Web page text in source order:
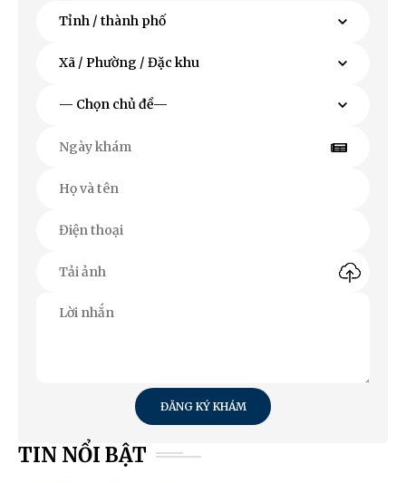
ĐĂNG KÝ KHÁM
TIN NỔI BẬT